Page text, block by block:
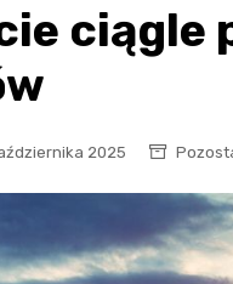
ciągle
2025